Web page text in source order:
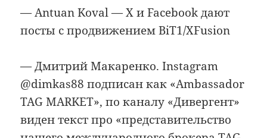
— Antuan Koval — X и Facebook дают
посты с продвижением BiT1/XFusion
— Дмитрий Макаренко. Instagram
@dimkas88 подписан как «Ambassador
TAG MARKET», по каналу «Дивергент»
виден текст про «представительство